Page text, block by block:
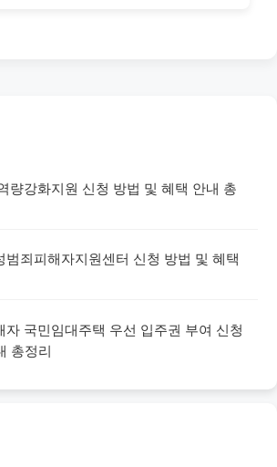
량강화지원 신청 방법 및 혜택 안내 총
범죄피해자지원센터 신청 방법 및 혜택
자 국민임대주택 우선 입주권 부여 신청
총정리